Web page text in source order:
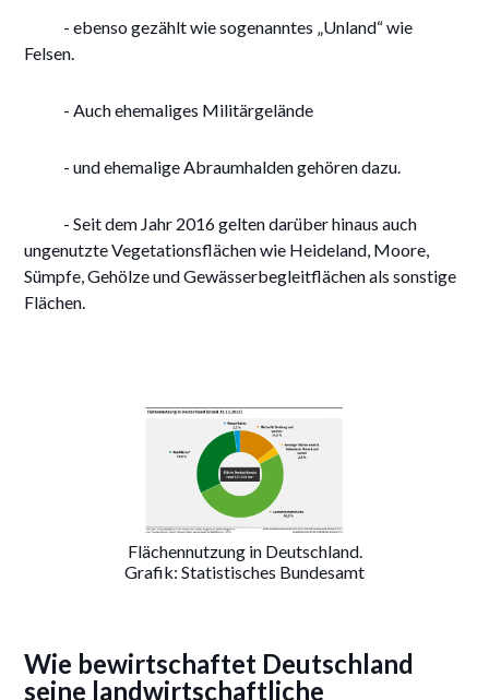
- ebenso gezählt wie sogenanntes „Unland“ wie
Felsen.
- Auch ehemaliges Militärgelände
- und ehemalige Abraumhalden gehören dazu.
- Seit dem Jahr 2016 gelten darüber hinaus auch
ungenutzte Vegetationsflächen wie Heideland, Moore,
Sümpfe, Gehölze und Gewässerbegleitflächen als sonstige
Flächen.
Flächennutzung in Deutschland.
Grafik: Statistisches Bundesamt
Wie bewirtschaftet Deutschland
seine landwirtschaftliche